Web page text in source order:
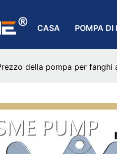
CASA POMPA DI
della pompa per